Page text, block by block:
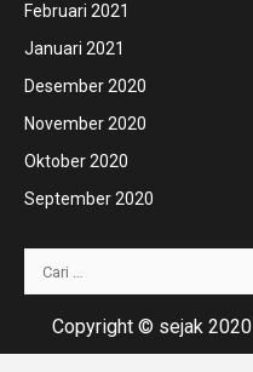
Februari 2021
Januari 2021
Desember 2020
November 2020
Oktober 2020
September 2020
Cari
untuk:
Copyright © sejak 2020